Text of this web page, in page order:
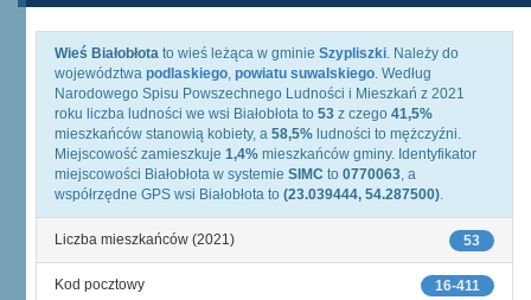
Wieś Białobłota to wieś leżąca w gminie Szypliszki. Należy do
województwa podlaskiego, powiatu suwalskiego. Według
Narodowego Spisu Powszechnego Ludności i Mieszkań z 2021
roku liczba ludności we wsi Białobłota to 53 z czego 41,5%
mieszkańców stanowią kobiety, a 58,5% ludności to mężczyźni.
Miejscowość zamieszkuje 1,4% mieszkańców gminy. Identyfikator
miejscowości Białobłota w systemie SIMC to 0770063, a
współrzędne GPS wsi Białobłota to (23.039444, 54.287500).
53
Liczba mieszkańców (2021)
16-411
Kod pocztowy